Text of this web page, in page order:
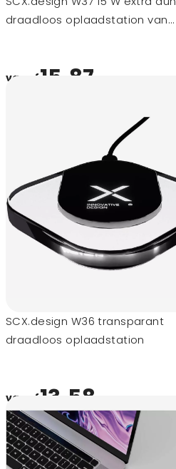
draadloos oplaadstation van
vanaf15,87
SCX.design W36 transparant
draadloos oplaadstation
vanaf13,58